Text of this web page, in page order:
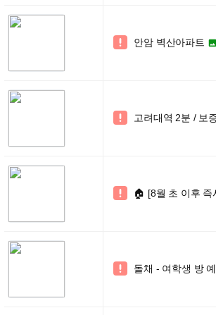
 안암 벽산아파트 
 고려대역 2분 / 보
 🏠 [8월 초 이후 즉
 돌채 - 여학생 방